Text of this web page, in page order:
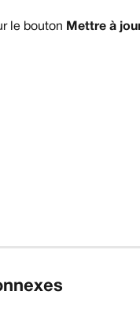
le bouton Mettre à